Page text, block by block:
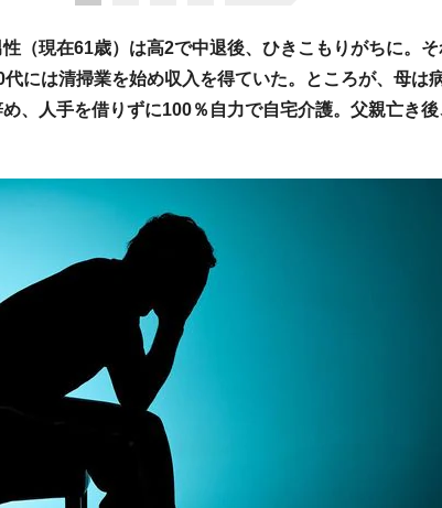
（現在61歳）は高2で中退後、ひきこもりがちに。
には清掃業を始め収入を得ていた。ところが、母は
、人手を借りずに100％自力で自宅介護。父親亡き